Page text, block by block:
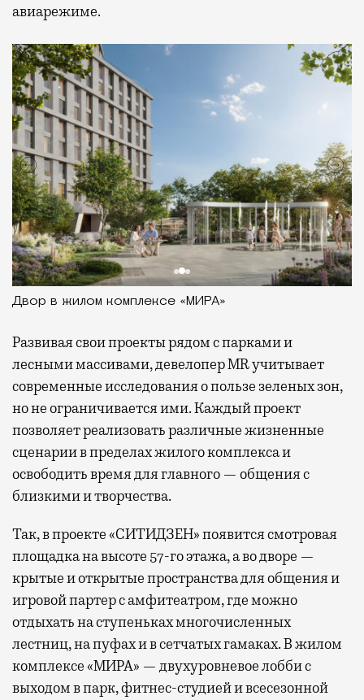
авиарежиме.
Двор в жилом комплексе «МИРА»
Развиваясвои проекты рядом с парками и
лесными массивами, девелопер MR учитывает
современные исследования о пользе зеленых зон,
но не ограничивается ими. Каждый проект
позволяет реализовать различные жизненные
сценарии в пределах жилого комплекса и
освободить время для главного — общения с
близкими и творчества.
Так, в проекте «СИТИДЗЕН» появится смотровая
площадка на высоте 57-го этажа, а во дворе —
крытые и открытые пространства для общения и
игровой партер с амфитеатром, где можно
отдыхать на ступеньках многочисленных
лестниц, на пуфах и в сетчатых гамаках. В жилом
комплексе «МИРА» — двухуровневое лобби с
выходом в парк, фитнес-студией и всесезонной